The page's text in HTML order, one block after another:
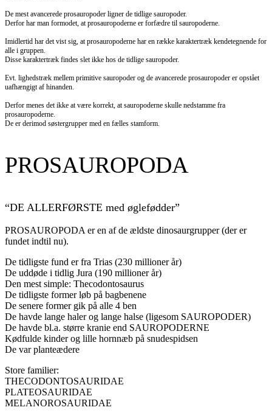
De mest avancerede prosauropoder ligner de tidlige sauropoder.
Derfor har man formodet, at prosauropoderne er forfædre til sauropoderne.
Imidlertid har det vist sig, at prosauropoderne har en række karaktertræk kendetegnende for
alle i gruppen.
Disse karaktertræk findes slet ikke hos de tidlige sauropoder.
Evt. lighedstræk mellem primitive sauropoder og de avancerede prosauropoder er opstået
uafhængigt af hinanden.
Derfor menes det ikke at være korrekt, at sauropoderne skulle nedstamme fra
prosauropoderne.
De er derimod søstergrupper med en fælles stamform.
PROSAUROPODA
“DE ALLERFØRSTE med øglefødder”
PROSAUROPODA er en af de ældste dinosaurgrupper (der er
fundet indtil nu).
De tidligste fund er fra Trias (230 millioner år)
De uddøde i tidlig Jura (190 millioner år)
Den mest simple: Thecodontosaurus
De tidligste former løb på bagbenene
De senere former gik på alle 4 ben
De havde lange haler og lange halse (ligesom SAUROPODER)
De havde bl.a. større kranie end SAUROPODERNE
Kødfulde kinder og lille hornnæb på snudespidsen
De var planteædere
Store familier:
THECODONTOSAURIDAE
PLATEOSAURIDAE
MELANOROSAURIDAE